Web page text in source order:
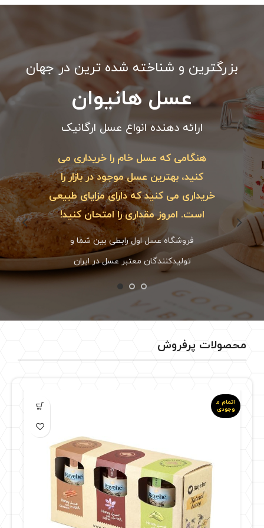
بزرگترین و شناخته شده ترین در جهان
عسل هانیوان
ارائه دهنده انواع عسل ارگانیک
می
را
طبیعی
کنید!
و
ایران
هنگامی که عسل خام را خریداری می
کنید، بهترین عسل موجود در بازار را
خریداری می کنید که دارای مزایای طبیعی
است. امروز مقداری را امتحان کنید!
فروشگاه عسل اول رابطی بین شما و
تولیدکنندگان معتبر عسل در ایران
است.
محصولات پرفروش